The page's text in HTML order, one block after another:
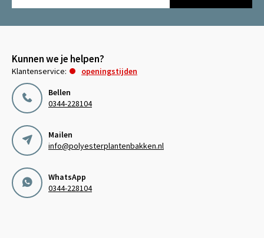
Kunnen we je helpen?
Klantenservice:
openingstijden
Bellen
0344-228104
Mailen
info@polyesterplantenbakken.nl
WhatsApp
0344-228104